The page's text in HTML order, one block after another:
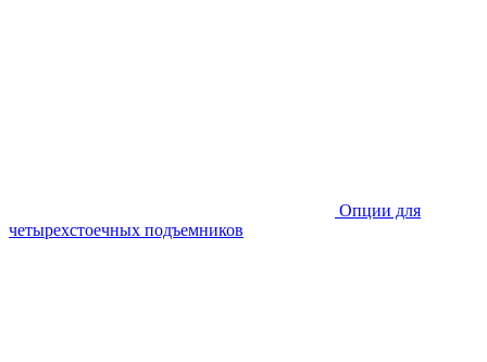
Опции для
четырехстоечных подъемников